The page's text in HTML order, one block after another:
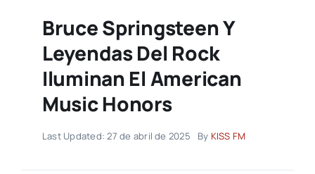
Bruce Springsteen Y
Leyendas Del Rock
Iluminan El American
Music Honors
Last Updated: 27 de abril de 2025 By KISS FM